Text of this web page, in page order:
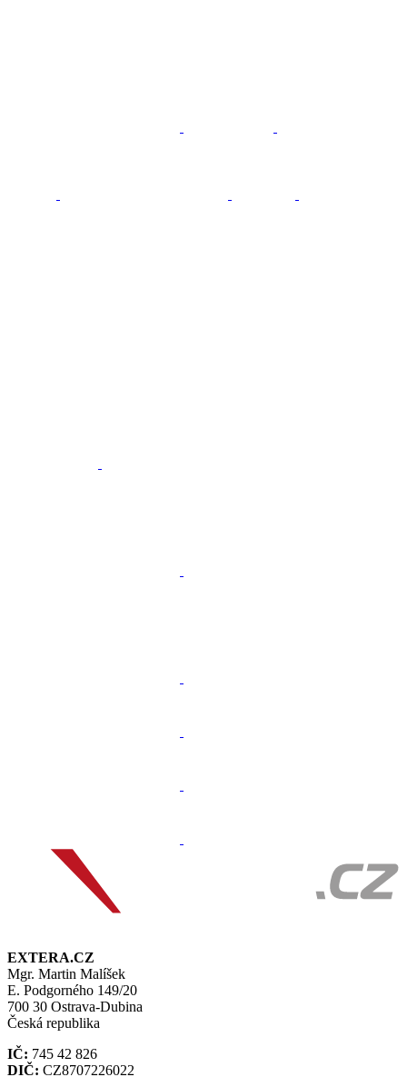
EXTERA.CZ
Mgr. Martin Malíšek
E. Podgorného 149/20
700 30 Ostrava-Dubina
Česká republika
IČ: 745 42 826
DIČ: CZ8707226022